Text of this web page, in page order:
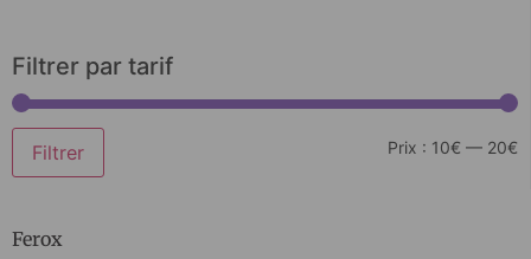
Filtrer par tarif
Filtrer Prix : 10€ — 20€
Ferox